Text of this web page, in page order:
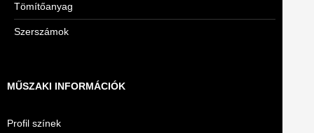
Tömítőanyag
Szerszámok
MŰSZAKI INFORMÁCIÓK
Profil színek